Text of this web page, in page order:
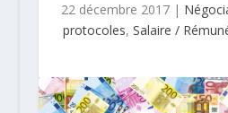
22 décembre 2017 |
protocoles, Salaire /